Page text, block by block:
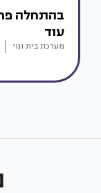
בהתחלה
עוד
מערכת בית ונוי